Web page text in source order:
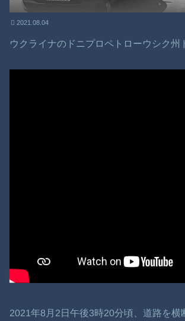
2021.08.04
ウクライナのドニプロペトローウシク
2021年8月2日午後3時20分頃、道路を